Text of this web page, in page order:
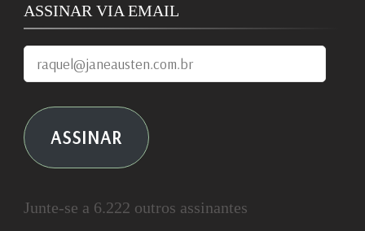
ASSINAR VIA EMAIL
raquel@janeausten.com.br
ASSINAR
Junte-se a 6.222 outros assinantes